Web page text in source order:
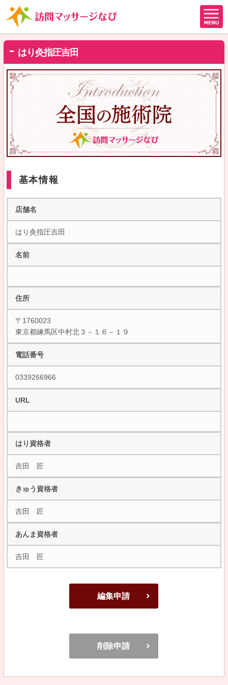
はり灸指圧吉田
基本情報
店舗名
はり灸指圧吉田
名前
住所
〒1760023
東京都練馬区中村北３－１６－１９
電話番号
0339266966
URL
はり資格者
吉田 匠
きゅう資格者
吉田 匠
あんま資格者
吉田 匠
編集申請
削除申請